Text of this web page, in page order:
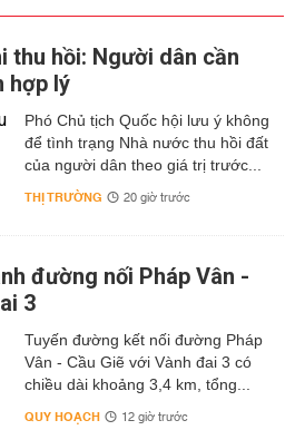
thu hồi: Người dân cần
hợp lý
Phó Chủ tịch Quốc hội lưu ý không
để tình trạng Nhà nước thu hồi đất
của người dân theo giá trị trước...
THỊ TRƯỜNG 20 giờ trước
đường nối Pháp Vân -
3
Tuyến đường kết nối đường Pháp
Vân - Cầu Giẽ với Vành đai 3 có
chiều dài khoảng 3,4 km, tổng...
QUY HOẠCH 12 giờ trước